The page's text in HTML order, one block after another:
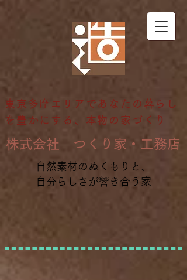
東京多摩エリアであなたの暮らし
を豊かにする、本物の家づくり
自然素材のぬくもりと、
自分らしさが響き合う家
​株式会社 つくり家・工務店